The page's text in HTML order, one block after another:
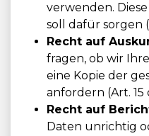
verwenden.
soll dafür sorgen
Recht auf
fragen, ob wir
eine Kopie der
anfordern (Art. 15
Recht auf
Daten unrichtig